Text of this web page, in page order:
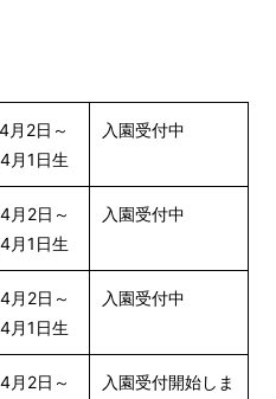
月2日～
月1日生
入園受付中
月2日～
月1日生
入園受付中
月2日～
月1日生
入園受付中
月2日～
入園受付開始しま